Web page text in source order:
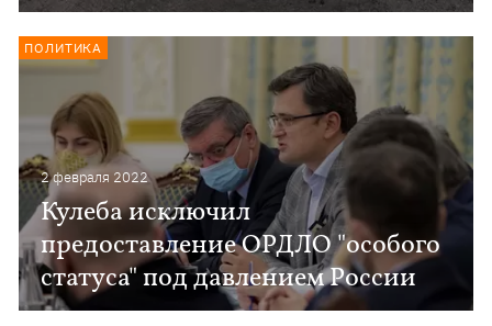
2 февраля 2022
Кулеба исключил
предоставление ОРДЛО "особого
статуса" под давлением России
ПОЛИТИКА